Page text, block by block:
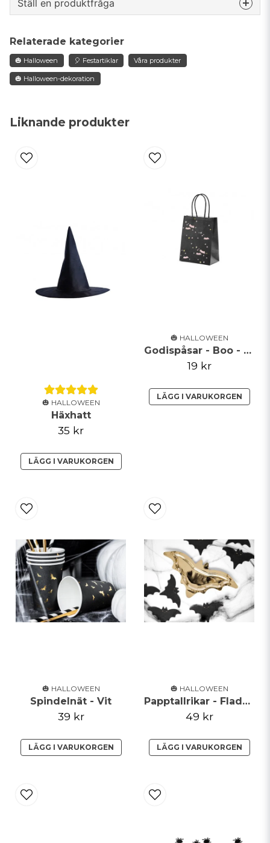
Liknande produkter
🎃 HALLOWEEN
Häxhatt
35 kr
LÄGG I VARUKORGEN
🎃 HALLOWEEN
Godispåsar - Boo - Svart
19 kr
LÄGG I VARUKORGEN
🎃 HALLOWEEN
Spindelnät - Vit
39 kr
LÄGG I VARUKORGEN
🎃 HALLOWEEN
Papptallrikar - Fladdermöss - Guld
49 kr
LÄGG I VARUKORGEN
Ställ en produktfråga
Fråga oss något om denna produkten...
Relaterade kategorier
🎃 Halloween 🎈 Festartiklar Våra produkter
🎃 Halloween-dekoration